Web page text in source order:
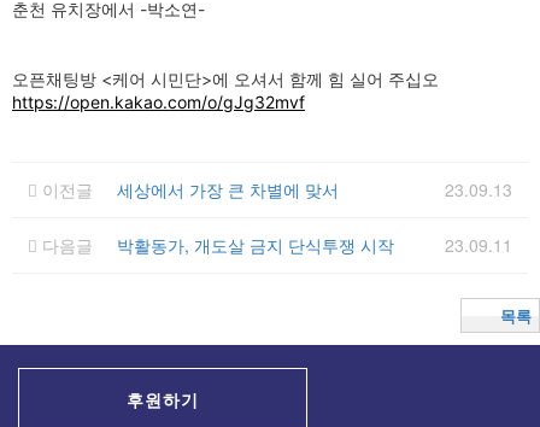
춘천 유치장에서 -박소연-
오픈채팅방 <케어 시민단>에 오셔서 함께 힘 실어 주십오
https://open.kakao.com/o/gJg32mvf
이전글 세상에서 가장 큰 차별에 맞서 23.09.13
다음글 박활동가, 개도살 금지 단식투쟁 시작 23.09.11
목록
후원하기